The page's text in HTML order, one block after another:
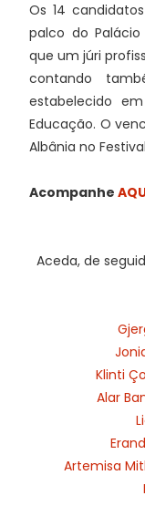
Os 14
palco do
que um júri
contando
estabelecido
Educação. O
Albânia no
Acompanhe
Aceda, de
Klinti
Alar
Artemisa